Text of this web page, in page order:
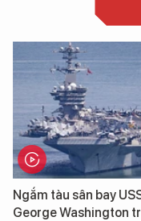
Cảnh sát diễn
súng với khủng